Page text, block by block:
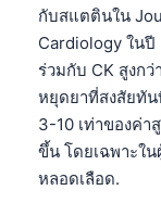
กับสแตตินใน
Cardiology ในปี
ร่วมกับ CK สูงก
หยุดยาที่สงสัยทัน
3-10 เท่าของค่า
ขึ้น โดยเฉพาะใ
หลอดเลือด.
ဗမာစာ
ភាសាខ្មែរ
Kiswahili
አማርኛ